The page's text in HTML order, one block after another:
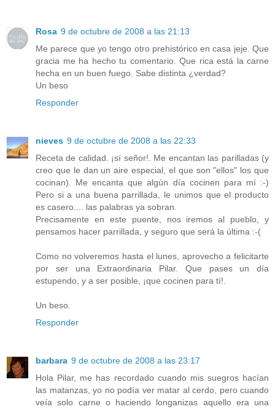
Rosa 9 de octubre de 2008 a las 21:13
Me parece que yo tengo otro prehistórico en casa jeje. Que
gracia me ha hecho tu comentario. Que rica está la carne
hecha en un buen fuego. Sabe distinta ¿verdad?
Un beso
Responder
nieves 9 de octubre de 2008 a las 22:33
Receta de calidad. ¡sí señor!. Me encantan las parilladas (y
creo que le dan un aire especial, el que son "ellos" los que
cocinan). Me encanta que algún día cocinen para mí :-)
Pero si a una buena parrillada, le unimos que el producto
es casero.... las palabras ya sobran.
Precisamente en este puente, nos iremos al pueblo, y
pensamos hacer parrillada, y seguro que será la última :-(
Como no volveremos hasta el lunes, aprovecho a felicitarte
por ser una Extraordinaria Pilar. Que pases un día
estupendo, y a ser posible, ¡que cocinen para tí!.
Un beso.
Responder
barbara 9 de octubre de 2008 a las 23:17
Hola Pilar, me has recordado cuando mis suegros hacían
las matanzas, yo no podía ver matar al cerdo, pero cuando
veía solo carne o haciendo longanizas aquello era una